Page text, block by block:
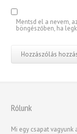
Mentsd el a nevem,
böngészőben, ha
Rólunk
Mi egy csapat